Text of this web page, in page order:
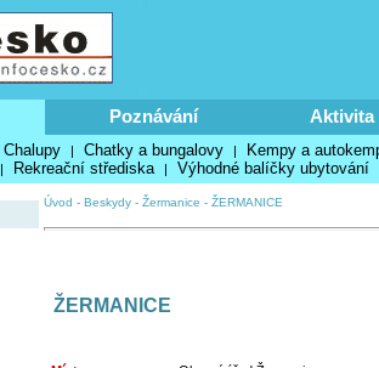
Poznávání Aktivita
Chalupy | Chatky a bungalovy | Kempy a
| Rekreační střediska | Výhodné balíčky ubytování
Úvod - Beskydy - Žermanice - ŽERMANICE
ŽERMANICE